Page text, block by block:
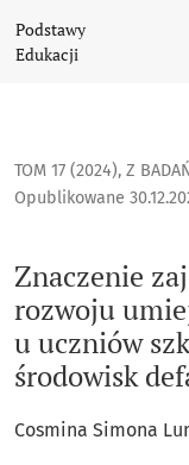
Znaczenie zajęć
Podstawy
Edukacji
TOM 17 (2024), Z
Znaczenie
rozwoju
u uczniów
środowisk
Opublikowane
Cosmina Simona